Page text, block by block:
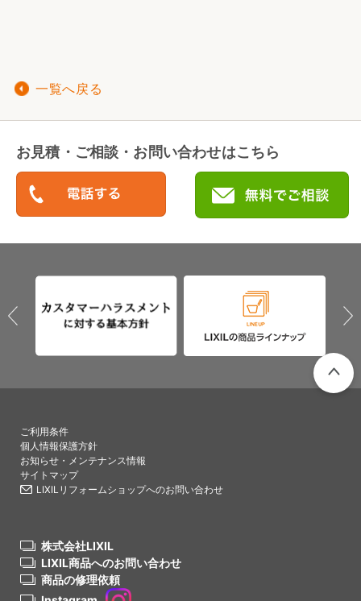
一覧へ戻る
お見積・ご相談・お問い合わせはこちら
ご利用条件
個人情報保護方針
お知らせ・メンテナンス情報
サイトマップ
LIXILリフォームショップへのお問い合わせ
株式会社LIXIL
LIXIL商品へのお問い合わせ
商品の修理依頼